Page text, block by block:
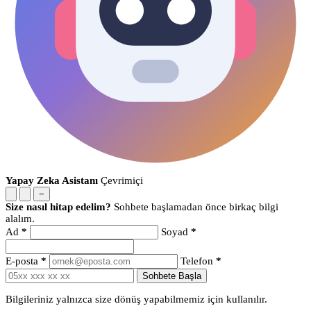
Yapay Zeka Asistanı Çevrimiçi
−
Size nasıl hitap edelim? Sohbete başlamadan önce birkaç bilgi
alalım.
Ad * Soyad *
E-posta * Telefon *
Sohbete Başla
Bilgileriniz yalnızca size dönüş yapabilmemiz için kullanılır.